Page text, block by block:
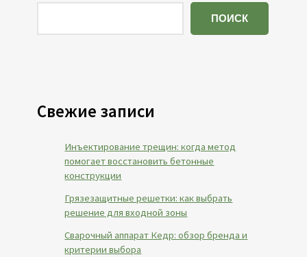
ПОИСК
Свежие записи
Инъектирование трещин: когда метод
помогает восстановить бетонные
конструкции
Грязезащитные решетки: как выбрать
решение для входной зоны
Сварочный аппарат Кедр: обзор бренда и
критерии выбора